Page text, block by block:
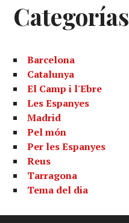
Categorías
Barcelona
Catalunya
El Camp i l'Ebre
Les Espanyes
Madrid
Pel món
Per les Espanyes
Reus
Tarragona
Tema del dia